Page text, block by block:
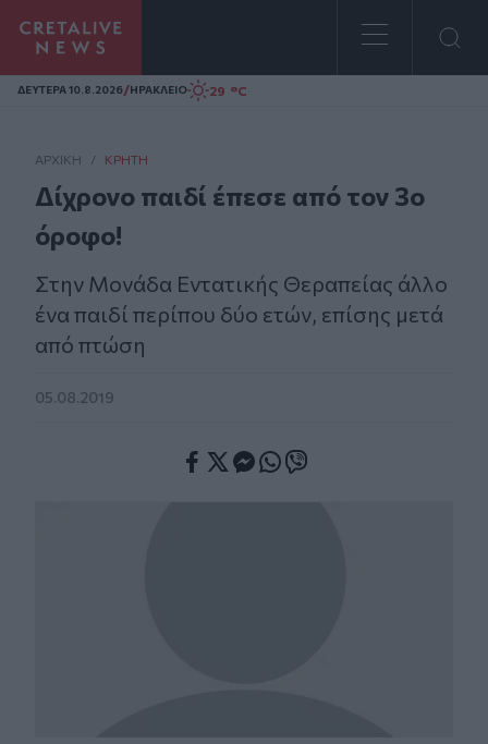
Homepage
ΔΕΥΤΕΡΑ 10.8.2026/ΗΡΑΚΛΕΙΟ 29 °C
ΑΡΧΙΚΗ / ΚΡΉΤΗ
Δίχρονο παιδί έπεσε από τον 3ο
όροφο!
Στην Μονάδα Εντατικής Θεραπείας άλλο
ένα παιδί περίπου δύο ετών, επίσης μετά
από πτώση
05.08.2019